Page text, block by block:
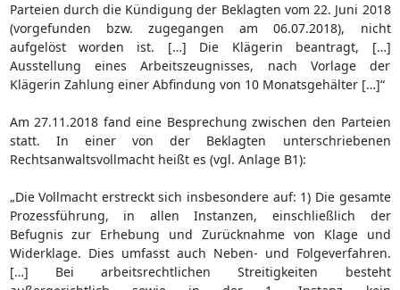
Parteien durch die Kündigung der Beklagten vom 22. Juni 2018
(vorgefunden bzw. zugegangen am 06.07.2018), nicht
aufgelöst worden ist. […] Die Klägerin beantragt, […]
Ausstellung eines Arbeitszeugnisses, nach Vorlage der
Klägerin Zahlung einer Abfindung von 10 Monatsgehälter […]“
Am 27.11.2018 fand eine Besprechung zwischen den Parteien
statt. In einer von der Beklagten unterschriebenen
Rechtsanwaltsvollmacht heißt es (vgl. Anlage B1):
„Die Vollmacht erstreckt sich insbesondere auf: 1) Die gesamte
Prozessführung, in allen Instanzen, einschließlich der
Befugnis zur Erhebung und Zurücknahme von Klage und
Widerklage. Dies umfasst auch Neben- und Folgeverfahren.
[…] Bei arbeitsrechtlichen Streitigkeiten besteht